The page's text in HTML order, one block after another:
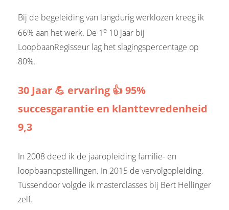
Bij de begeleiding van langdurig werklozen kreeg ik
66% aan het werk. De 1e 10 jaar bij
LoopbaanRegisseur lag het slagingspercentage op
80%.
30 Jaar 💪 ervaring 👍 95%
succesgarantie en klanttevredenheid
9,3
In 2008 deed ik de jaaropleiding familie- en
loopbaanopstellingen. In 2015 de vervolgopleiding.
Tussendoor volgde ik masterclasses bij Bert Hellinger
zelf.